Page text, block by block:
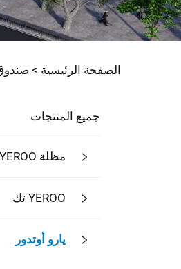
الصفحة الرئيسية >
جميع المنتجات
مظلة YEROO
YEROO تك
يارو أوتدور